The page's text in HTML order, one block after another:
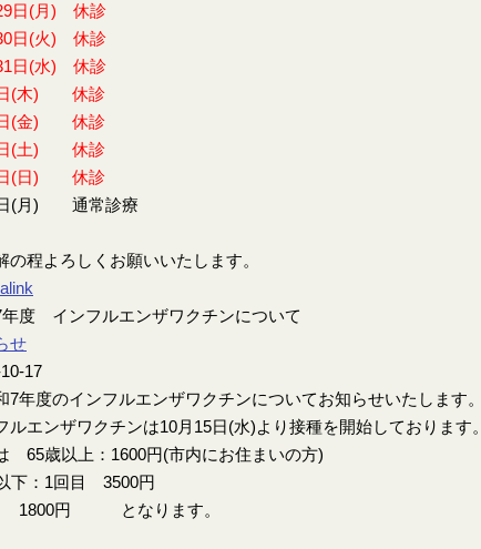
日(月) 休診
日(火) 休診
日(水) 休診
日(木) 休診
日(金) 休診
日(土) 休診
日(日) 休診
(月) 通常診療
の程よろしくお願いいたします。
年度 インフルエンザワクチンについて
せ
17
年度のインフルエンザワクチンについてお知らせいたします。
ルエンザワクチンは10月15日(水)より接種を開始しております。
65歳以上：1600円(市内にお住まいの方)
下：1回目 3500円
1800円 となります。